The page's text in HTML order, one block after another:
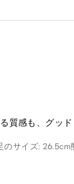
質感も、グッド
のサイズ: 26.5cm